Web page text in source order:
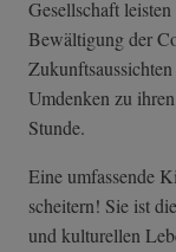
Gesellschaft
Bewältigung der
Umdenken zu
Stunde.
Eine umfassende
scheitern! Sie ist
und kulturellen